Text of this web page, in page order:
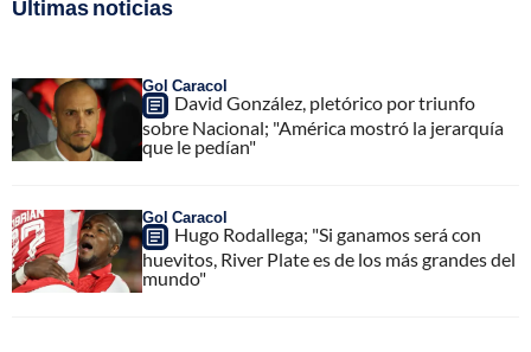
Últimas noticias
Gol Caracol
David González, pletórico por triunfo
sobre Nacional; "América mostró la jerarquía
que le pedían"
Gol Caracol
Hugo Rodallega; "Si ganamos será con
huevitos, River Plate es de los más grandes del
mundo"